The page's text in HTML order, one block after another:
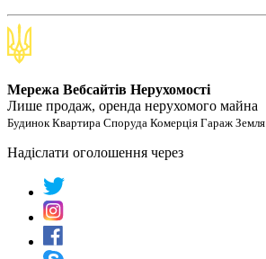
Мережа Вебсайтів Нерухомості
Лише продаж, оренда нерухомого майна
Будинок Квартира Споруда Комерція Гараж Земля
Надіслати оголошення через